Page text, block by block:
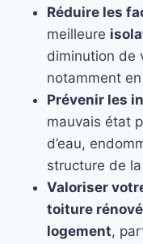
Réduire les
meilleure
diminution de
notamment
Prévenir les
mauvais état
d’eau,
structure de
Valoriser
toiture
logement,